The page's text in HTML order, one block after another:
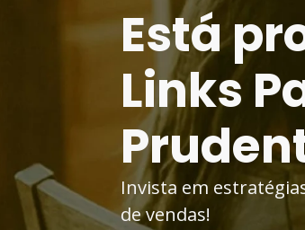
Está
Links
Invista em
de vendas!